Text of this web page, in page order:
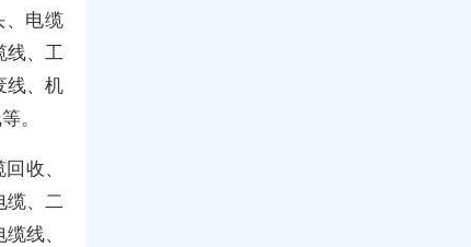
、电缆
线、工
线、机
。
收、
缆、二
线、